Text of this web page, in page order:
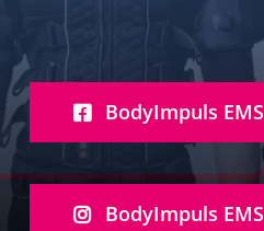
BodyImpuls EMS
BodyImpuls EMS